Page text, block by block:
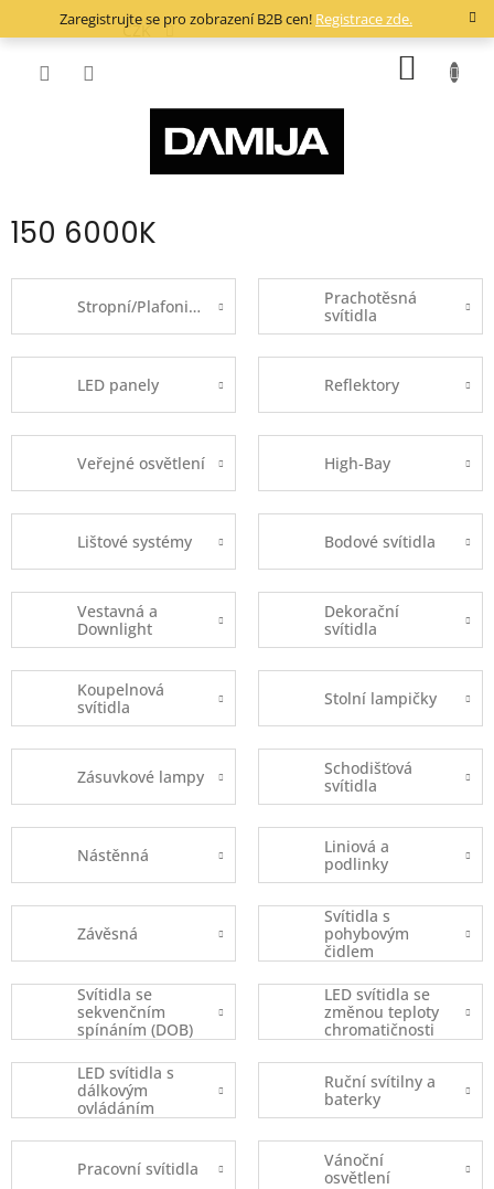
Zaregistrujte se pro zobrazení B2B cen! Registrace zde.
CZK
150 6000K
Stropní/Plafoniery
Prachotěsná
svítidla
LED panely Reflektory
Veřejné osvětlení High-Bay
Lištové systémy Bodové svítidla
Vestavná a
Downlight
Dekorační
svítidla
Koupelnová
svítidla
Stolní lampičky
Zásuvkové lampy
Schodišťová
svítidla
Nástěnná
Liniová a
podlinky
Závěsná
Svítidla s
pohybovým
čidlem
Svítidla se
sekvenčním
spínáním (DOB)
LED svítidla se
změnou teploty
chromatičnosti
LED svítidla s
dálkovým
ovládáním
Ruční svítilny a
baterky
Pracovní svítidla
Vánoční
osvětlení